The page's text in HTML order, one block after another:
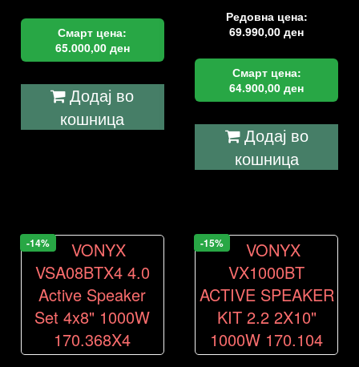
Смарт цена:
65.000,00 ден
Додај во
кошница
Редовна цена:
69.990,00ден
Смарт цена:
64.900,00ден
Додај во
кошница
-14% -15%